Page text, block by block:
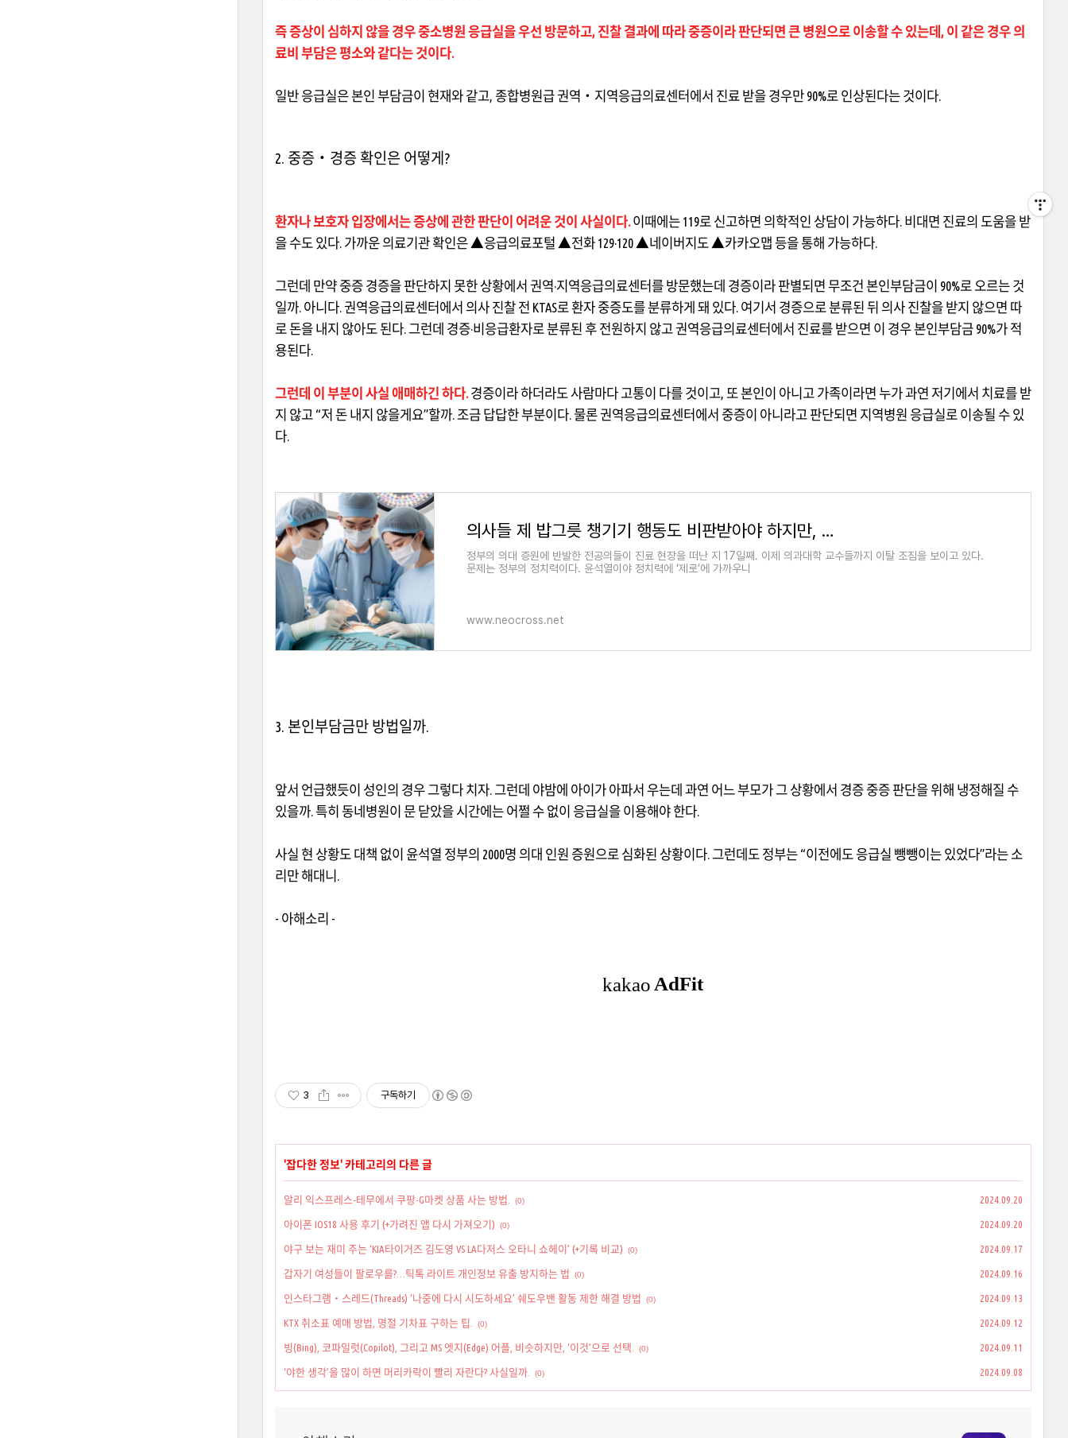
즉 증상이 심하지 않을 경우 중소병원 응급실을 우선 방문하고, 진찰 결과에 따라 중증이라 판단되면 큰 병원으로 이송할 수 있는데, 이 같은 경우 의
료비 부담은 평소와 같다는 것이다.
일반 응급실은 본인 부담금이 현재와 같고, 종합병원급 권역 ‧ 지역응급의료센터에서 진료 받을 경우만 90%로 인상된다는 것이다.
2. 중증 ‧ 경증 확인은 어떻게 ?
환자나 보호자 입장에서는 증상에 관한 판단이 어려운 것이 사실이다.이때에는 119로 신고하면 의학적인 상담이 가능하다. 비대면 진료의 도움을 받
을 수도 있다. 가까운 의료기관 확인은 ▲응급의료포털 ▲전화 129·120 ▲네이버지도 ▲카카오맵 등을 통해 가능하다.
그런데 만약 중증 경증을 판단하지 못한 상황에서 권역·지역응급의료센터를 방문했는데 경증이라 판별되면 무조건 본인부담금이 90%로 오르는 것
일까. 아니다.권역응급의료센터에서 의사 진찰 전 KTAS로 환자 중증도를 분류하게 돼 있다. 여기서 경증으로 분류된 뒤 의사 진찰을 받지 않으면 따
로 돈을 내지 않아도 된다. 그런데 경증·비응급환자로 분류된 후 전원하지 않고 권역응급의료센터에서 진료를 받으면 이 경우 본인부담금 90%가 적
용된다.
그런데 이 부분이 사실 애매하긴 하다. 경증이라 하더라도 사람마다 고통이 다를 것이고, 또 본인이 아니고 가족이라면 누가 과연 저기에서 치료를 받
지 않고 “저 돈 내지 않을게요”할까. 조금 답답한 부분이다.물론 권역응급의료센터에서 중증이 아니라고 판단되면 지역병원 응급실로 이송될 수 있
다.
의사들 제 밥그릇 챙기기 행동도 비판받아야 하지만, 윤석열의 허술한 정치력도 황당.
정부의 의대 증원에 반발한 전공의들이 진료 현장을 떠난 지 17일째. 이제 의과대학 교수들까지 이탈 조짐을 보이고 있다.
문제는 정부의 정치력이다. 윤석열이야 정치력에 ‘제로’에 가까우니
www.neocross.net
3. 본인부담금만 방법일까.
앞서 언급했듯이 성인의 경우 그렇다 치자. 그런데 야밤에 아이가 아파서 우는데 과연 어느 부모가 그 상황에서 경증 중증 판단을 위해 냉정해질 수
있을까.특히 동네병원이 문 닫았을 시간에는 어쩔 수 없이 응급실을 이용해야 한다.
사실 현 상황도 대책 없이 윤석열 정부의 2000명 의대 인원 증원으로 심화된 상황이다. 그런데도 정부는 “이전에도 응급실 뺑뺑이는 있었다”라는 소
리만 해대니 .
- 아해소리 -
3 구독하기
'잡다한 정보' 카테고리의 다른 글
알리 익스프레스-테무에서 쿠팡-G마켓 상품 사는 방법. (0) 2024.09.20
아이폰 IOS18 사용 후기 (+가려진 앱 다시 가져오기) (0) 2024.09.20
야구 보는 재미 주는 ‘KIA타이거즈 김도영 VS LA다저스 오타니 쇼헤이’ (+기록 비교) (0) 2024.09.17
갑자기 여성들이 팔로우를?…틱톡 라이트 개인정보 유출 방지하는 법 (0) 2024.09.16
인스타그램‧스레드(Threads) ‘나중에 다시 시도하세요’ 쉐도우밴 활동 제한 해결 방법 (0) 2024.09.13
KTX 취소표 예매 방법, 명절 기차표 구하는 팁. (0) 2024.09.12
빙(Bing), 코파일럿(Copilot), 그리고 MS 엣지(Edge) 어플, 비슷하지만, ‘이것’으로 선택. (0) 2024.09.11
‘야한 생각’을 많이 하면 머리카락이 빨리 자란다? 사실일까. (0) 2024.09.08